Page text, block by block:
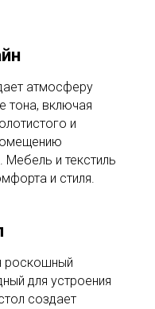
атмосферу
тона, включая
и
и текстиль
и стиля.
роскошный
для устроения
создает